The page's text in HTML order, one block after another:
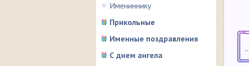
Имениннику
Прикольные
Именные поздравления
С днем ангела